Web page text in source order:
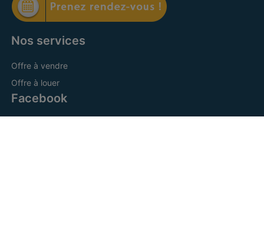
Nos services
Offre à vendre
Offre à louer
Facebook